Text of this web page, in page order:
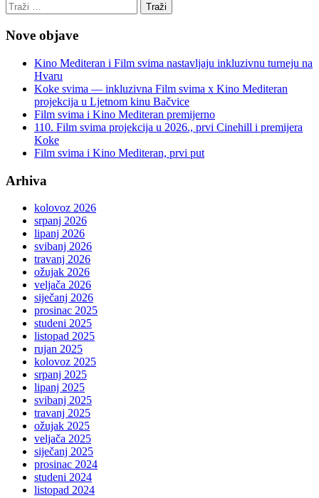
Nove objave
Kino Mediteran i Film svima nastavljaju inkluzivnu turneju na
Hvaru
Koke svima — inkluzivna Film svima x Kino Mediteran
projekcija u Ljetnom kinu Bačvice
Film svima i Kino Mediteran premijerno
110. Film svima projekcija u 2026., prvi Cinehill i premijera
Koke
Film svima i Kino Mediteran, prvi put
Arhiva
kolovoz 2026
srpanj 2026
lipanj 2026
svibanj 2026
travanj 2026
ožujak 2026
veljača 2026
siječanj 2026
prosinac 2025
studeni 2025
listopad 2025
rujan 2025
kolovoz 2025
srpanj 2025
lipanj 2025
svibanj 2025
travanj 2025
ožujak 2025
veljača 2025
siječanj 2025
prosinac 2024
studeni 2024
listopad 2024